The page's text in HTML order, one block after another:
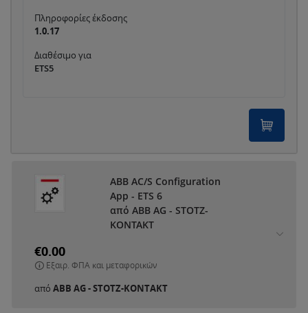
Πληροφορίες έκδοσης
1.0.17
Διαθέσιμο για
ETS5
ABB AC/S Configuration
App - ETS 6
από ABB AG - STOTZ-
KONTAKT
€0.00
Εξαιρ. ΦΠΑ και μεταφορικών
από ABB AG - STOTZ-KONTAKT